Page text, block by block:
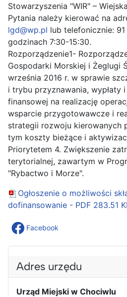
Stowarzyszenia "WIR" –
Pytania należy kierować na
lgd@wp.pl lub telefonicznie:
godzinach 7:30-15:30.
Rozporządzenie1-
Gospodarki Morskiej i Żeglugi
września 2016 r. w sprawie
i trybu przyznawania, wypłaty
finansowej na realizację
wsparcie przygotowawcze i
strategii rozwoju kierowanych
tym koszty bieżące i
Priorytetem 4. Zwiększenie
terytorialnej, zawartym w
"Rybactwo i Morze".
Ogłoszenie o możliwości
dofinansowanie - PDF 283.51
Facebook
Adres urzędu
Urząd Miejski w Chociwlu